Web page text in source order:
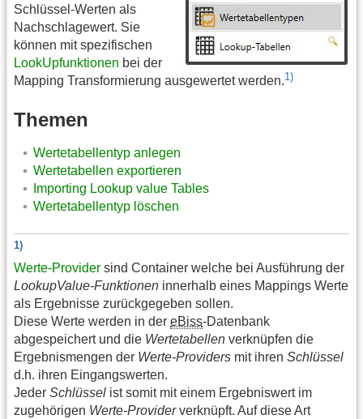
Schlüssel-Werten als
Nachschlagewert. Sie
können mit spezifischen
LookUpfunktionen bei der
Mapping Transformierung ausgewertet werden.1)
Themen
Wertetabellentyp anlegen
Wertetabellen exportieren
Importing Lookup value Tables
Wertetabellentyp löschen
1)
Werte-Provider sind Container welche bei Ausführung der
LookupValue-Funktionen innerhalb eines Mappings Werte
als Ergebnisse zurückgegeben sollen.
Diese Werte werden in der eBiss-Datenbank
abgespeichert und die Wertetabellen verknüpfen die
Ergebnismengen der Werte-Providers mit ihren Schlüssel
d.h. ihren Eingangswerten.
Jeder Schlüssel ist somit mit einem Ergebniswert im
zugehörigen Werte-Providerverknüpft. Auf diese Art